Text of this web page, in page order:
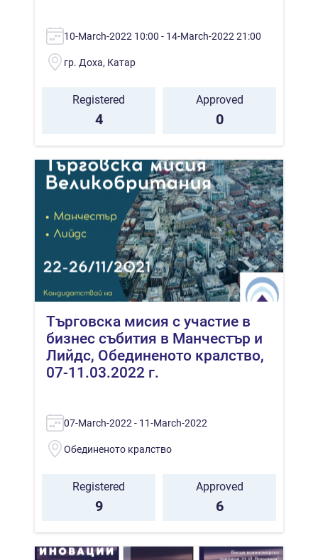
10-March-2022 10:00 - 14-March-2022 21:00
гр. Доха, Катар
Registered
4
Approved
0
Търговска мисия с участие в
бизнес събития в Манчестър и
Лийдс, Обединеното кралство,
07-11.03.2022 г.
07-March-2022 - 11-March-2022
Обединеното кралство
Registered
9
Approved
6